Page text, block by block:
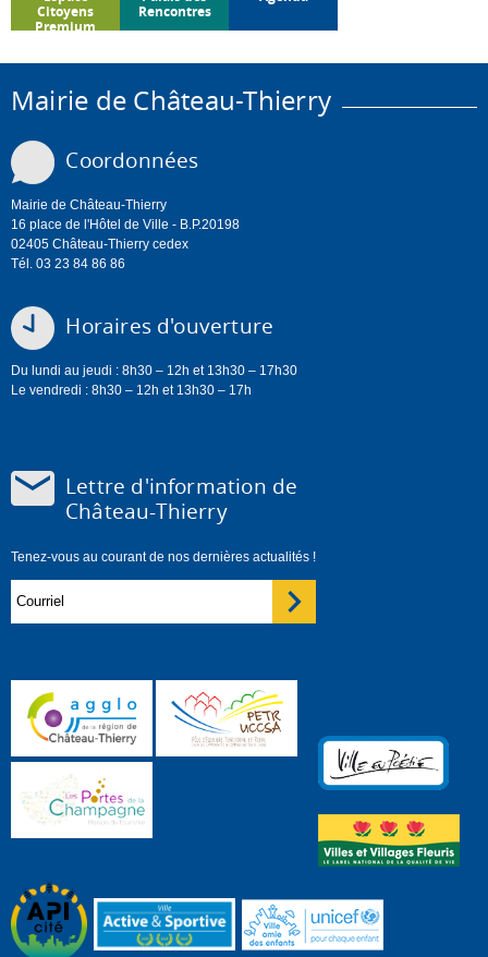
Citoyens
Premium
Rencontres
Mairie de Château-Thierry
Coordonnées
Mairie de Château-Thierry
16 place de l'Hôtel de Ville - B.P.20198
02405 Château-Thierry cedex
Tél. 03 23 84 86 86
Horaires d'ouverture
Du lundi au jeudi : 8h30 – 12h et 13h30 – 17h30
Le vendredi : 8h30 – 12h et 13h30 – 17h
Lettre d'information de
Château-Thierry
Tenez-vous au courant de nos dernières actualités !